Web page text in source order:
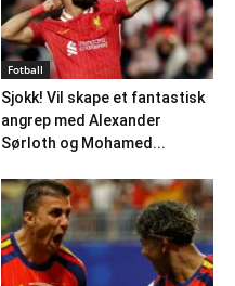
Fotball
Sjokk! Vil skape et fantastisk
angrep med Alexander
Sørloth og Mohamed...